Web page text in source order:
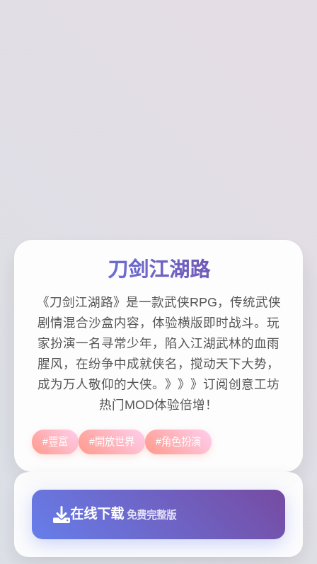
刀剑江湖路
《刀剑江湖路》是一款武侠RPG，传统武侠
剧情混合沙盒内容，体验横版即时战斗。玩
家扮演一名寻常少年，陷入江湖武林的血雨
腥风，在纷争中成就侠名，搅动天下大势，
成为万人敬仰的大侠。》》》订阅创意工坊
热门MOD体验倍增！
#豐富 #開放世界 #角色扮演
在线下载 免费完整版